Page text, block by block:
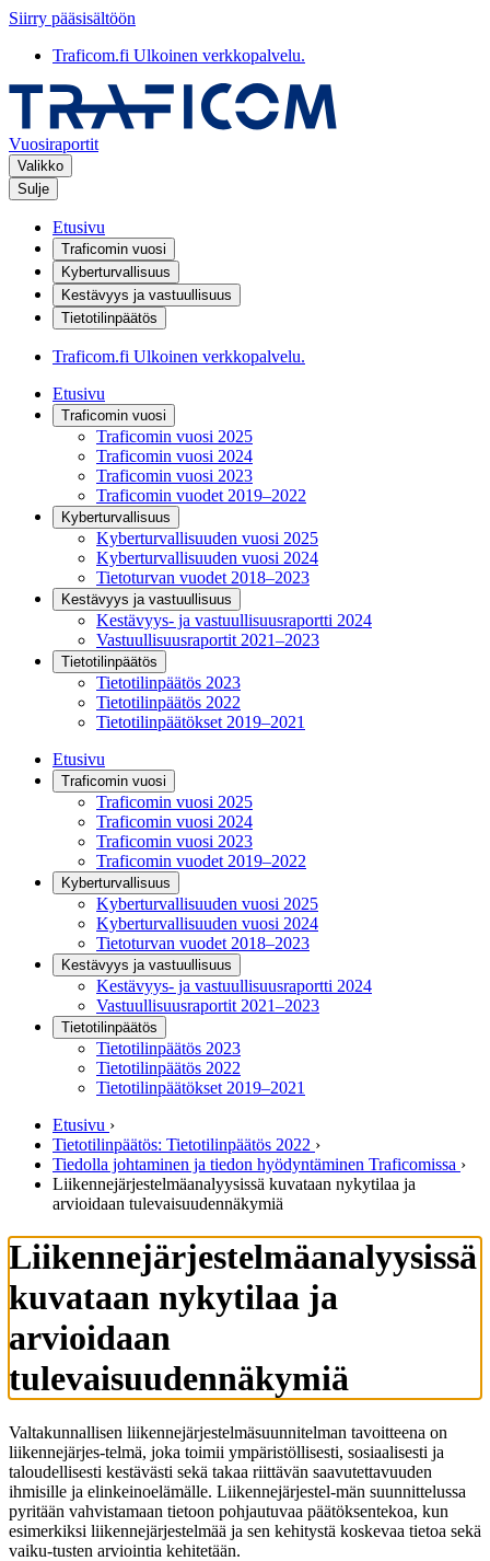
Siirry pääsisältöön
Traficom.fi Ulkoinen verkkopalvelu.
Vuosiraportit
Valikko
Sulje
Etusivu
Traficomin vuosi
Kyberturvallisuus
Kestävyys ja vastuullisuus
Tietotilinpäätös
Traficom.fi Ulkoinen verkkopalvelu.
Etusivu
Traficomin vuosi
Traficomin vuosi 2025
Traficomin vuosi 2024
Traficomin vuosi 2023
Traficomin vuodet 2019–2022
Kyberturvallisuus
Kyberturvallisuuden vuosi 2025
Kyberturvallisuuden vuosi 2024
Tietoturvan vuodet 2018–2023
Kestävyys ja vastuullisuus
Kestävyys- ja vastuullisuusraportti 2024
Vastuullisuusraportit 2021–2023
Tietotilinpäätös
Tietotilinpäätös 2023
Tietotilinpäätös 2022
Tietotilinpäätökset 2019–2021
Etusivu
Traficomin vuosi
Traficomin vuosi 2025
Traficomin vuosi 2024
Traficomin vuosi 2023
Traficomin vuodet 2019–2022
Kyberturvallisuus
Kyberturvallisuuden vuosi 2025
Kyberturvallisuuden vuosi 2024
Tietoturvan vuodet 2018–2023
Kestävyys ja vastuullisuus
Kestävyys- ja vastuullisuusraportti 2024
Vastuullisuusraportit 2021–2023
Tietotilinpäätös
Tietotilinpäätös 2023
Tietotilinpäätös 2022
Tietotilinpäätökset 2019–2021
Etusivu ›
Tietotilinpäätös: Tietotilinpäätös 2022 ›
Tiedolla johtaminen ja tiedon hyödyntäminen Traficomissa ›
Liikennejärjestelmäanalyysissä kuvataan nykytilaa ja
arvioidaan tulevaisuudennäkymiä
Liikennejärjestelmäanalyysissä
kuvataan nykytilaa ja
arvioidaan
tulevaisuudennäkymiä
Valtakunnallisen liikennejärjestelmäsuunnitelman tavoitteena on
liikennejärjes-telmä, joka toimii ympäristöllisesti, sosiaalisesti ja
taloudellisesti kestävästi sekä takaa riittävän saavutettavuuden
ihmisille ja elinkeinoelämälle. Liikennejärjestel-män suunnittelussa
pyritään vahvistamaan tietoon pohjautuvaa päätöksentekoa, kun
esimerkiksi liikennejärjestelmää ja sen kehitystä koskevaa tietoa sekä
vaiku-tusten arviointia kehitetään.